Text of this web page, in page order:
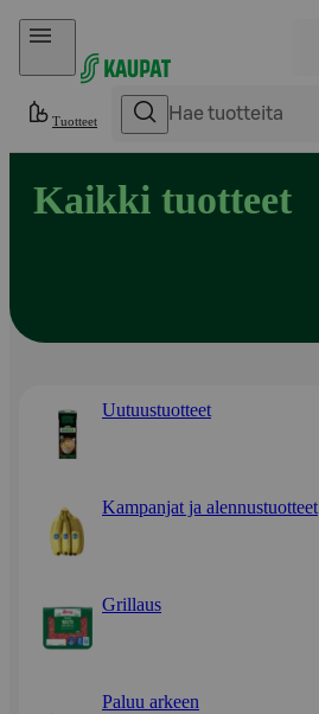
Hyppää sisältöön
Tuotteet
Kaikki tuotteet
Uutuustuotteet
Kampanjat ja alennustuotteet
Grillaus
Paluu arkeen